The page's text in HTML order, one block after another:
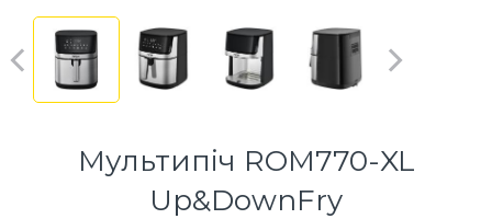
Мультипіч ROM770-XL
Up&DownFry